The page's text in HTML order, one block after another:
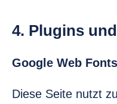
4. Plugins
Google Web Fonts
Diese Seite nutzt